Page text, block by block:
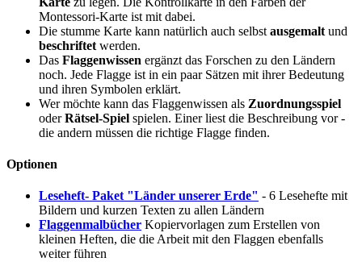
Montessori-Karte ist mit dabei.
Die stumme Karte kann natürlich auch selbst ausgemalt und
beschriftet werden.
Das Flaggenwissen ergänzt das Forschen zu den Ländern
noch. Jede Flagge ist in ein paar Sätzen mit ihrer Bedeutung
und ihren Symbolen erklärt.
Wer möchte kann das Flaggenwissen als Zuordnungsspiel
oderRätsel-Spiel spielen. Einer liest die Beschreibung vor -
die andern müssen die richtige Flagge finden.
Optionen
Leseheft- Paket "Länder unserer Erde" - 6 Lesehefte mit
Bildern und kurzen Texten zu allen Ländern
Flaggenmalbücher Kopiervorlagen zum Erstellen von
kleinen Heften, die die Arbeit mit den Flaggen ebenfalls
weiter führen